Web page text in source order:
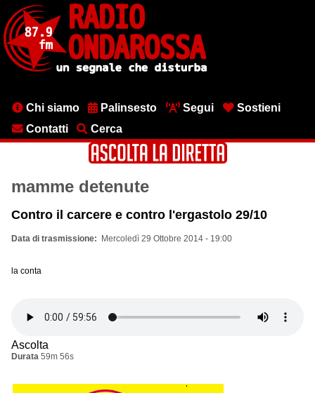
contenuto
principale
MenuChi siamo Palinsesto Segui
Sostieni
Contatti
Cerca
mamme detenute
Contro il carcere e contro l'ergastolo 29/10
Data di trasmissione Mercoledì 29 Ottobre 2014 - 19:00
la conta
Ascolta
Durata 59m 56s